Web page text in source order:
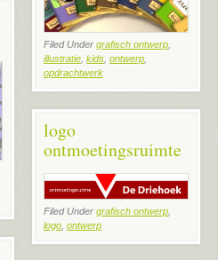
Filed Under grafisch ontwerp,
illustratie, kids, ontwerp,
opdrachtwerk
logo
ontmoetingsruimte
Filed Under grafisch ontwerp,
logo, ontwerp